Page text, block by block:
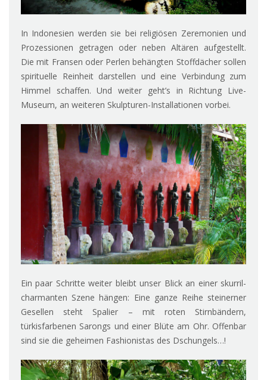
In Indonesien werden sie bei religiösen Zeremonien und
Prozessionen getragen oder neben Altären aufgestellt.
Die mit Fransen oder Perlen behängten Stoffdächer sollen
spirituelle Reinheit darstellen und eine Verbindung zum
Himmel schaffen. Und weiter geht’s in Richtung Live-
Museum, an weiteren Skulpturen-Installationen vorbei.
Ein paar Schritte weiter bleibt unser Blick an einer skurril-
charmanten Szene hängen: Eine ganze Reihe steinerner
Gesellen steht Spalier – mit roten Stirnbändern,
türkisfarbenen Sarongs und einer Blüte am Ohr. Offenbar
sind sie die geheimen Fashionistas des Dschungels…!